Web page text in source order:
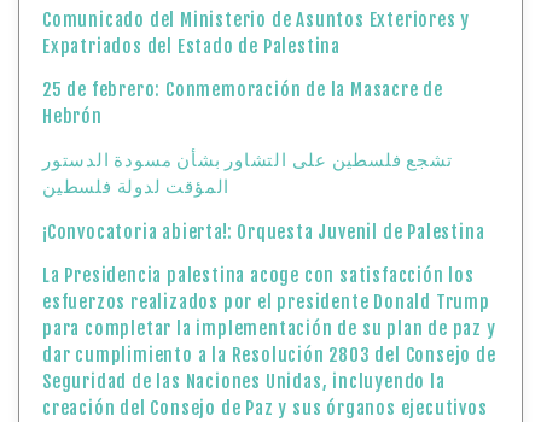
Comunicado del Ministerio de Asuntos Exteriores y
Expatriados del Estado de Palestina
25 de febrero: Conmemoración de la Masacre de
Hebrón
تشجع فلسطين على التشاور بشأن مسودة الدستور
المؤقت لدولة فلسطين
¡Convocatoria abierta!: Orquesta Juvenil de Palestina
La Presidencia palestina acoge con satisfacción los
esfuerzos realizados por el presidente Donald Trump
para completar la implementación de su plan de paz y
dar cumplimiento a la Resolución 2803 del Consejo de
Seguridad de las Naciones Unidas, incluyendo la
creación del Consejo de Paz y sus órganos ejecutivos